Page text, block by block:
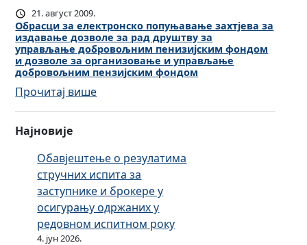
О
-
1
21. август 2009.
Обрасци за електронско попуњавање захтјева за
издавање дозволе за рад друштву за
управљање добровољним пенизијским фондом
и дозволе за организовање и управљање
добровољним пензијским фондом
Прочитај више:
О
а
с
ц
и
з
Најновије
Обавјештење о резулатима
стручних испита за
заступнике и брокере у
осигурању одржаних у
редовном испитном року
4. јун 2026.